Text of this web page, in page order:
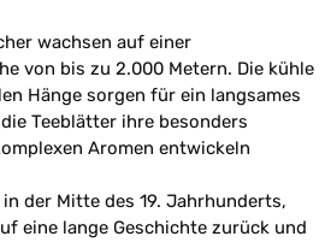
wachsen auf einer
von bis zu 2.000 Metern. Die kühle
Hänge sorgen für ein langsames
Teeblätter ihre besonders
Aromen entwickeln
der Mitte des 19. Jahrhunderts,
eine lange Geschichte zurück und